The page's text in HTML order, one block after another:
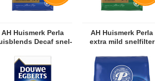
AH Huismerk Per­la
De­caf snel­
AH Huismerk Perla
extra mild snelfilter